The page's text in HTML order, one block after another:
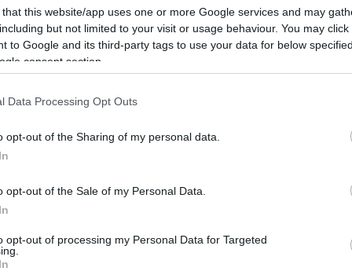
that this website/app uses one or more Google services and may
but not limited to your visit or usage behaviour. You may
to Google and its third-party tags to use your data for below
consent section.
Data Processing Opt Outs
opt-out of the Sharing of my personal data.
opt-out of the Sale of my Personal Data.
opt-out of processing my Personal Data for Targeted
Júniusban még kétségekkel keltél, de július elhozza a
mögött végre érzések is megjelennek – és ezek
új irányba indíthat. Egy lehetőség, amiről lemondtál,
is tisztulás jön: megérted, hogy a valódi kapcsolatok nem
nyugalmat, amit régóta keresel. Egy új hobbi, kreatív projekt
már nem irányít – hanem tanít. Júliusban újra felfedezed
te tudod, mit kezdj velük.Hét év szerencse vár, ha
költözik
– de az utóbbi időben minden kiszaladt a kezedből.